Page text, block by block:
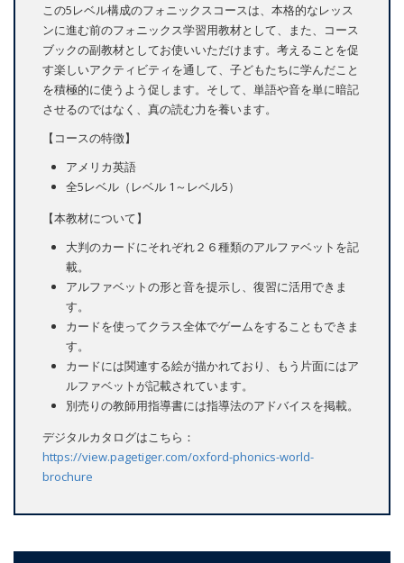
この5レベル構成のフォニックスコースは、本格的なレッス
ンに進む前のフォニックス学習用教材として、また、コース
ブックの副教材としてお使いいただけます。考えることを促
す楽しいアクティビティを通して、子どもたちに学んだこと
を積極的に使うよう促します。そして、単語や音を単に暗記
させるのではなく、真の読む力を養います。
【コースの特徴】
アメリカ英語
全5レベル（レベル 1～レベル5）
【本教材について】
大判のカードにそれぞれ２６種類のアルファベットを記
載。
アルファベットの形と音を提示し、復習に活用できま
す。
カードを使ってクラス全体でゲームをすることもできま
す。
カードには関連する絵が描かれており、もう片面にはア
ルファベットが記載されています。
別売りの教師用指導書には指導法のアドバイスを掲載。
デジタルカタログはこちら：
https://view.pagetiger.com/oxford-phonics-world-
brochure